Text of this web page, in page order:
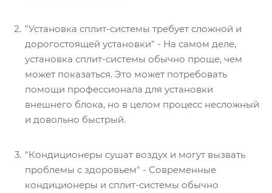
"Установка сплит-системы требует сложной и
дорогостоящей установки" - На самом деле,
установка сплит-системы обычно проще, чем
может показаться. Это может потребовать
помощи профессионала для установки
внешнего блока, но в целом процесс несложный
и довольно быстрый.
"Кондиционеры сушат воздух и могут вызвать
проблемы с здоровьем" - Современные
кондиционеры и сплит-системы обычно